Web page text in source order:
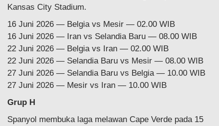
Kansas City Stadium.
16 Juni 2026 — Belgia vs Mesir — 02.00 WIB
16 Juni 2026 — Iran vs Selandia Baru — 08.00 WIB
22 Juni 2026 — Belgia vs Iran — 02.00 WIB
22 Juni 2026 — Selandia Baru vs Mesir — 08.00 WIB
27 Juni 2026 — Selandia Baru vs Belgia — 10.00 WIB
27 Juni 2026 — Mesir vs Iran — 10.00 WIB
Grup H
Spanyol membuka laga melawan Cape Verde pada 15